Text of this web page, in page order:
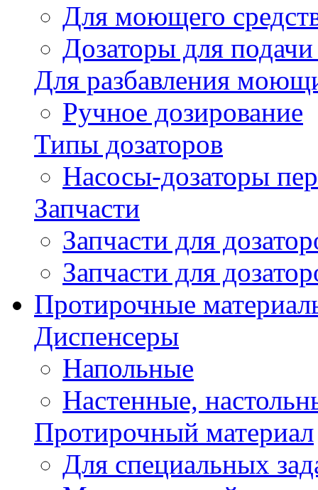
Для моющего
Дозаторы для
Для разбавления
Ручное дозирование
Типы дозаторов
Насосы-дозаторы
Запчасти
Запчасти для
Запчасти для
Протирочные
Диспенсеры
Напольные
Настенные,
Протирочный материал
Для специальных